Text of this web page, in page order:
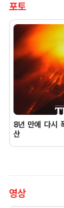
포토
8년 만에 다시
산
영상